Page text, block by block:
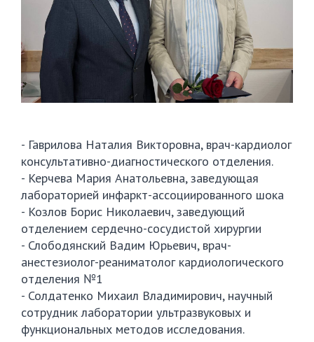
- Гаврилова Наталия Викторовна, врач-кардиолог
консультативно-диагностического отделения.
- Керчева Мария Анатольевна, заведующая
лабораторией инфаркт-ассоциированного шока
- Козлов Борис Николаевич, заведующий
отделением сердечно-сосудистой хирургии
- Слободянский Вадим Юрьевич, врач-
анестезиолог-реаниматолог кардиологического
отделения №1
- Солдатенко Михаил Владимирович, научный
сотрудник лаборатории ультразвуковых и
функциональных методов исследования.